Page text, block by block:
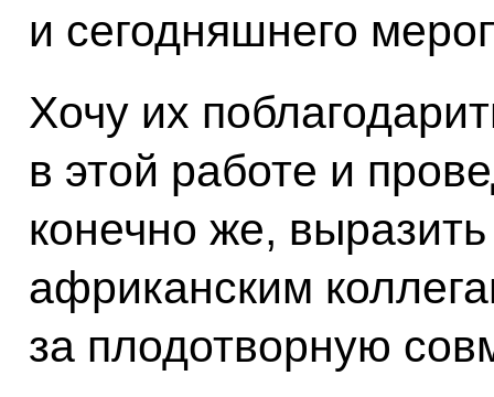
и сегодняшнего
Хочу их
в этой работе и
конечно же,
африканским
за плодотворную